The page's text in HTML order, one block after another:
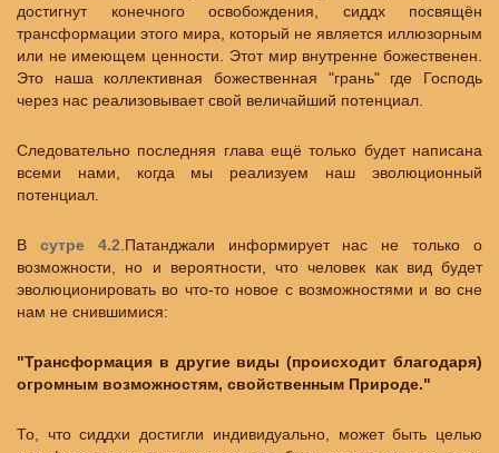
достигнут конечного освобождения, сиддх посвящён
трансформации этого мира, который не является иллюзорным
или не имеющем ценности. Этот мир внутренне божественен.
Это наша коллективная божественная "грань" где Господь
через нас реализовывает свой величайший потенциал.
Следовательно последняя глава ещё только будет написана
всеми нами, когда мы реализуем наш эволюционный
потенциал.
В сутре 4.2.Патанджали информирует нас не только о
возможности, но и вероятности, что человек как вид будет
эволюционировать во что-то новое с возможностями и во сне
нам не снившимися:
"Трансформация в другие виды (происходит благодаря)
огромным возможностям, свойственным Природе."
То, что сиддхи достигли индивидуально, может быть целью